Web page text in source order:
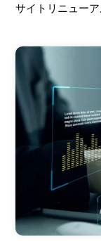
サイトリニュー